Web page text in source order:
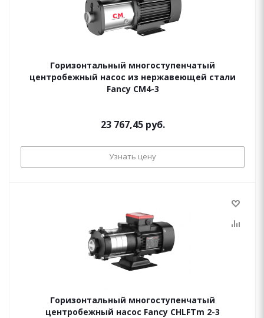
Горизонтальный многоступенчатый
центробежный насос из нержавеющей стали
Fancy CM4-3
23 767,45 руб.
Узнать цену
Горизонтальный многоступенчатый
центробежный насос Fancy CHLFTm 2-3